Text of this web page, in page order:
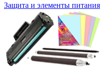
Защита и элементы питания